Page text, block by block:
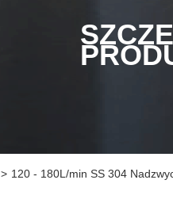
> 120 - 180L/min SS 304